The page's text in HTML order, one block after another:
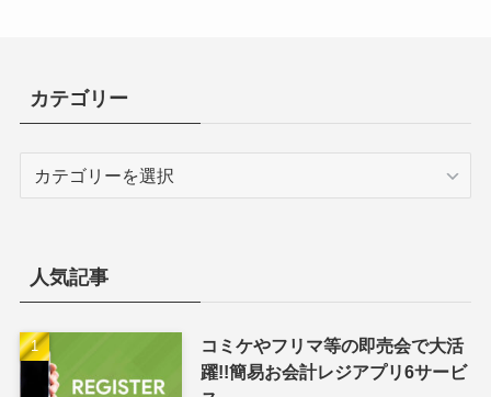
カテゴリー
人気記事
コミケやフリマ等の即売会で大活
躍!!簡易お会計レジアプリ6サービ